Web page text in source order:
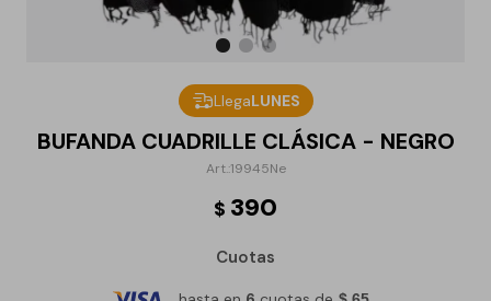
LlegaLUNES
BUFANDA CUADRILLE CLÁSICA - NEGRO
19945Ne
$ 390
Cuotas